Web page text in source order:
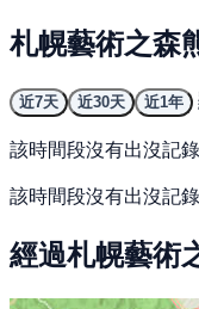
札幌藝術之森
近7天 近30天 近1年
該時間段沒有出沒記錄
該時間段沒有出沒記錄
經過札幌藝術